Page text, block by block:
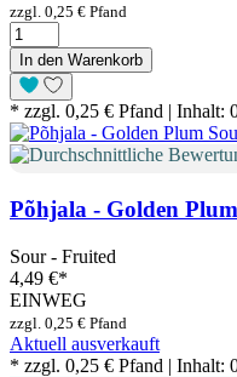
zzgl. 0,25 € Pfand
In den Warenkorb
* zzgl. 0,25 € Pfand | Inhalt:
Põhjala - Golden
Sour - Fruited
4,49 €*
EINWEG
zzgl. 0,25 € Pfand
Aktuell ausverkauft
* zzgl. 0,25 € Pfand | Inhalt: